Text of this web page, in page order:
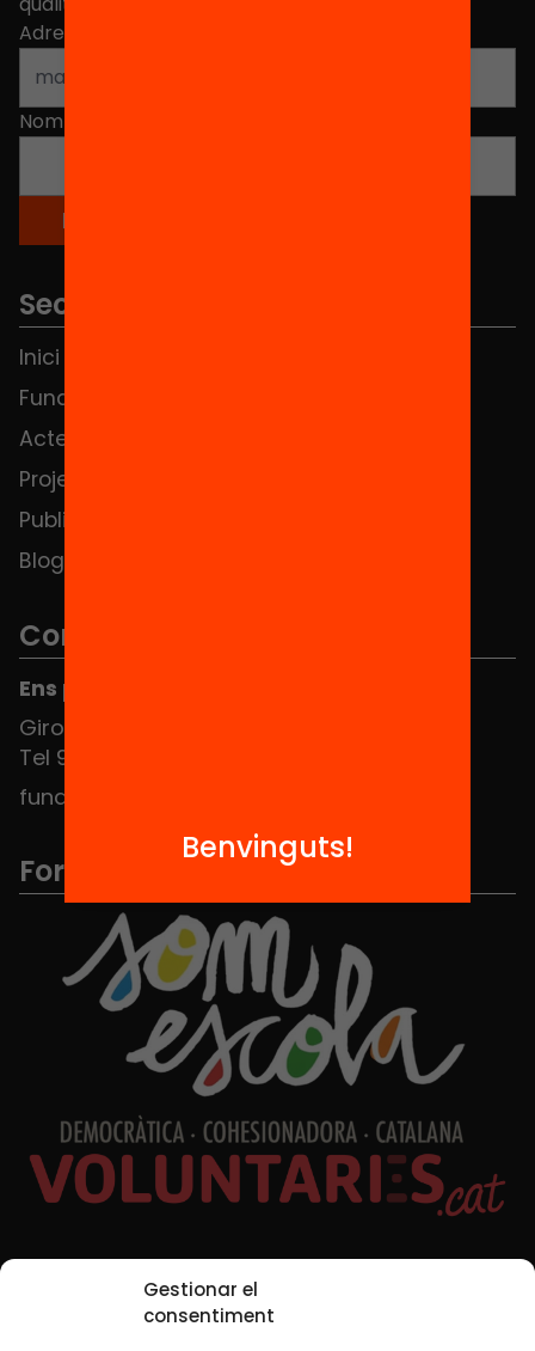
Gestionar el
consentiment
Adreça electrònica
Nom
Seccions
Inici
Fundació
Actes
Projectes
Publicacions i vídeos
Blog
Contacte
Ens pots trobar al Hub Social
Girona 34, interior 08010 Barcelona
Tel 934 588 700
fundacio@equitat.org
Formem part de...
Xarxes Socials
Benvinguts!